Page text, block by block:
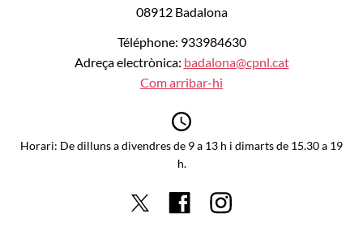
08912 Badalona
Téléphone: 933984630
Adreça electrònica: badalona@cpnl.cat
Com arribar-hi
Horari: De dilluns a divendres de 9 a 13 h i dimarts de 15.30 a 19
h.